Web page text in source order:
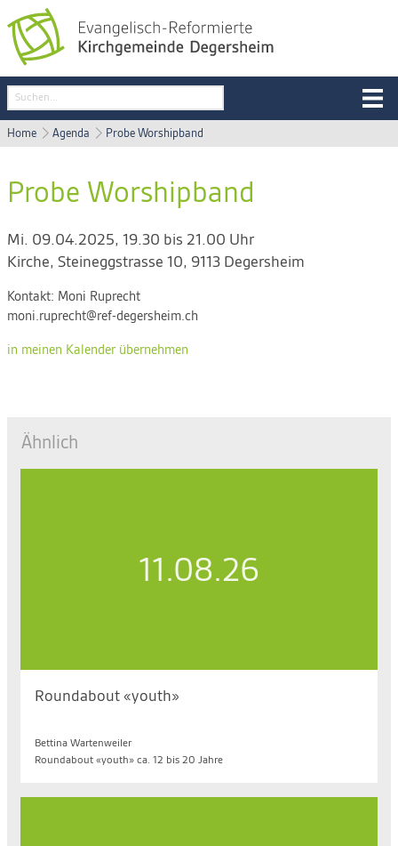
Home Agenda Probe Worshipband
Probe Worshipband
Mi. 09.04.2025, 19.30 bis 21.00 Uhr
Kirche, Steineggstrasse 10, 9113 Degersheim
Kontakt: Moni Ruprecht
moni.ruprecht@ref-degersheim.ch
in meinen Kalender übernehmen
Ähnlich
11.08.26
Roundabout «youth»
Bettina Wartenweiler
Roundabout «youth» ca. 12 bis 20 Jahre